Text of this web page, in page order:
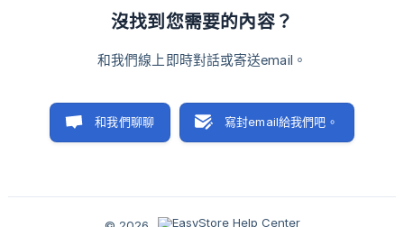
沒找到您需要的內容？
和我們線上即時對話或寄送email。
和我們聊聊 寫封email給我們吧。